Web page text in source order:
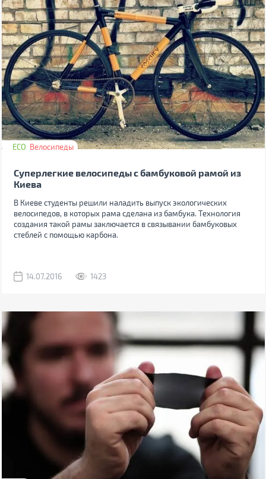
ECO Велосипеды
Суперлегкие велосипеды с бамбуковой рамой из
Киева
В Киеве студенты решили наладить выпуск экологических
велосипедов, в которых рама сделана из бамбука. Технология
создания такой рамы заключается в связывании бамбуковых
стеблей с помощью карбона.
14.07.2016 1423